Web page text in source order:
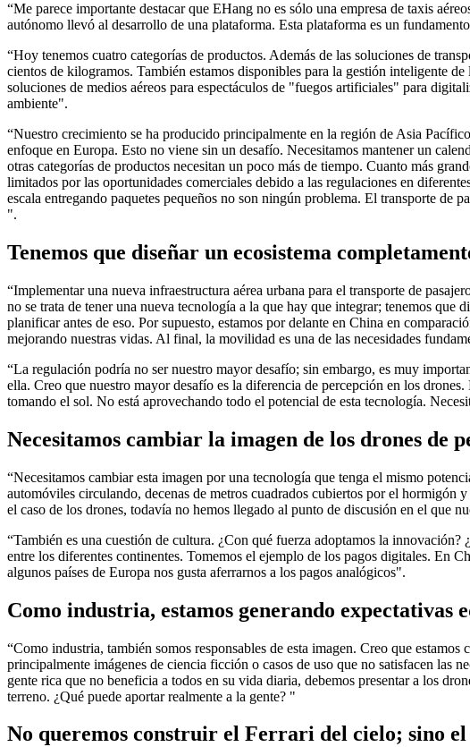
“Me parece importante destacar que EHang no es sólo una empresa de taxis
autónomo llevó al desarrollo de una plataforma. Esta plataforma es un
“Hoy tenemos cuatro categorías de productos. Además de las soluciones de
cientos de kilogramos. También estamos disponibles para la gestión inteligente
soluciones de medios aéreos para espectáculos de "fuegos artificiales" para
ambiente".
“Nuestro crecimiento se ha producido principalmente en la región de Asia
enfoque en Europa. Esto no viene sin un desafío. Necesitamos mantener un
otras categorías de productos necesitan un poco más de tiempo. Cuanto más
limitados por las oportunidades comerciales debido a las regulaciones en
escala entregando paquetes pequeños no son ningún problema. El transporte de
".
Tenemos que diseñar un ecosistema
“Implementar una nueva infraestructura aérea urbana para el transporte de
no se trata de tener una nueva tecnología a la que hay que integrar; tenemos que
planificar antes de eso. Por supuesto, estamos por delante en China en
mejorando nuestras vidas. Al final, la movilidad es una de las necesidades
“La regulación podría no ser nuestro mayor desafío; sin embargo, es muy
ella. Creo que nuestro mayor desafío es la diferencia de percepción en los
tomando el sol. No está aprovechando todo el potencial de esta tecnología.
Necesitamos cambiar la imagen de los drones de
“Necesitamos cambiar esta imagen por una tecnología que tenga el mismo
automóviles circulando, decenas de metros cuadrados cubiertos por el
el caso de los drones, todavía no hemos llegado al punto de discusión en el que
“También es una cuestión de cultura. ¿Con qué fuerza adoptamos la
entre los diferentes continentes. Tomemos el ejemplo de los pagos digitales. En
algunos países de Europa nos gusta aferrarnos a los pagos analógicos".
Como industria, estamos generando expectativas
“Como industria, también somos responsables de esta imagen. Creo que
principalmente imágenes de ciencia ficción o casos de uso que no satisfacen las
gente rica que no beneficia a todos en su vida diaria, debemos presentar a los
terreno. ¿Qué puede aportar realmente a la gente? "
No queremos construir el Ferrari del cielo; sino el